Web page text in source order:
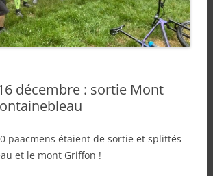
décembre : sortie Mont
paacmens étaient de sortie et splittés
et le mont Griffon !